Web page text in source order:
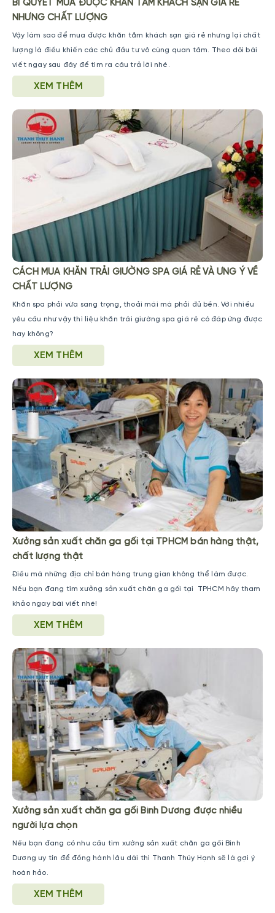
BÍ QUYẾT MUA ĐƯỢC KHĂN TẮM KHÁCH SẠN GIÁ RẺ
NHƯNG CHẤT LƯỢNG
Vậy làm sao để mua được khăn tắm khách sạn giá rẻ nhưng lại chất
lượng là điều khiến các chủ đầu tư vô cùng quan tâm. Theo dõi bài
viết ngay sau đây để tìm ra câu trả lời nhé.
XEM THÊM
CÁCH MUA KHĂN TRẢI GIƯỜNG SPA GIÁ RẺ VÀ ƯNG Ý VỀ
CHẤT LƯỢNG
Khăn spa phải vừa sang trọng, thoải mái mà phải đủ bền. Với nhiều
yêu cầu như vậy thì liệu khăn trải giường spa giá rẻ có đáp ứng được
hay không?
XEM THÊM
Xưởng sản xuất chăn ga gối tại TPHCM bán hàng thật,
chất lượng thật
Điều mà những địa chỉ bán hàng trung gian không thể làm được.
Nếu bạn đang tìm xưởng sản xuất chăn ga gối tại TPHCM hãy tham
khảo ngay bài viết nhé!
XEM THÊM
Xưởng sản xuất chăn ga gối Bình Dương được nhiều
người lựa chọn
Nếu bạn đang có nhu cầu tìm xưởng sản xuất chăn ga gối Bình
Dương uy tín để đồng hành lâu dài thì Thanh Thúy Hạnh sẽ là gợi ý
hoàn hảo.
XEM THÊM